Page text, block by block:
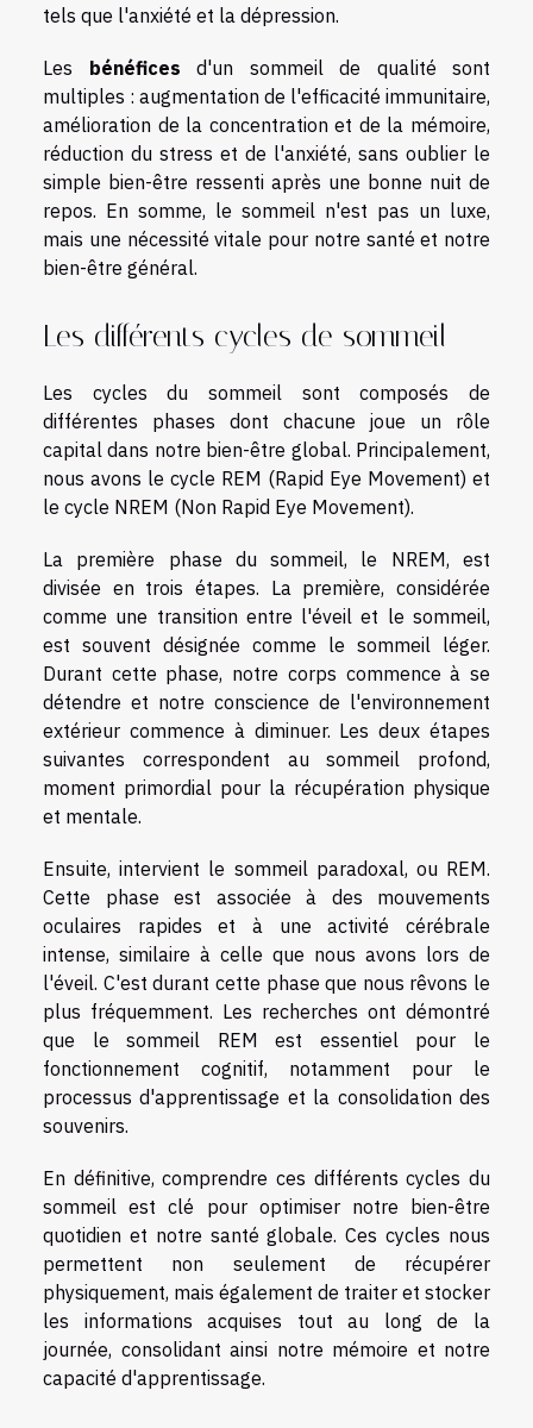
tels que l'anxiété et la dépression.
Les bénéfices d'un sommeil de qualité sont
multiples : augmentation de l'efficacité immunitaire,
amélioration de la concentration et de la mémoire,
réduction du stress et de l'anxiété, sans oublier le
simple bien-être ressenti après une bonne nuit de
repos. En somme, le sommeil n'est pas un luxe,
mais une nécessité vitale pour notre santé et notre
bien-être général.
Les différents cycles de sommeil
Les cycles du sommeil sont composés de
différentes phases dont chacune joue un rôle
capital dans notre bien-être global. Principalement,
nous avons le cycle REM (Rapid Eye Movement) et
le cycle NREM (Non Rapid Eye Movement).
La première phase du sommeil, le NREM, est
divisée en trois étapes. La première, considérée
comme une transition entre l'éveil et le sommeil,
est souvent désignée comme le sommeil léger.
Durant cette phase, notre corps commence à se
détendre et notre conscience de l'environnement
extérieur commence à diminuer. Les deux étapes
suivantes correspondent au sommeil profond,
moment primordial pour la récupération physique
et mentale.
Ensuite, intervient le sommeil paradoxal, ou REM.
Cette phase est associée à des mouvements
oculaires rapides et à une activité cérébrale
intense, similaire à celle que nous avons lors de
l'éveil. C'est durant cette phase que nous rêvons le
plus fréquemment. Les recherches ont démontré
que le sommeil REM est essentiel pour le
fonctionnement cognitif, notamment pour le
processus d'apprentissage et la consolidation des
souvenirs.
En définitive, comprendre ces différents cycles du
sommeil est clé pour optimiser notre bien-être
quotidien et notre santé globale. Ces cycles nous
permettent non seulement de récupérer
physiquement, mais également de traiter et stocker
les informations acquises tout au long de la
journée, consolidant ainsi notre mémoire et notre
capacité d'apprentissage.